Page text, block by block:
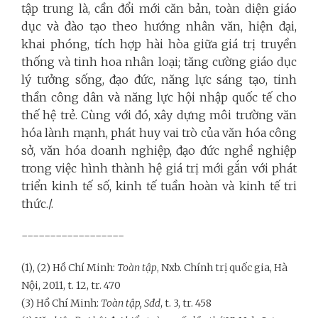
tập trung là, cần đổi mới căn bản, toàn diện giáo
dục và đào tạo theo hướng nhân văn, hiện đại,
khai phóng, tích hợp hài hòa giữa giá trị truyền
thống và tinh hoa nhân loại; tăng cường giáo dục
lý tưởng sống, đạo đức, năng lực sáng tạo, tinh
thần công dân và năng lực hội nhập quốc tế cho
thế hệ trẻ. Cùng với đó, xây dựng môi trường văn
hóa lành mạnh, phát huy vai trò của văn hóa công
sở, văn hóa doanh nghiệp, đạo đức nghề nghiệp
trong việc hình thành hệ giá trị mới gắn với phát
triển kinh tế số, kinh tế tuần hoàn và kinh tế tri
thức./.
------------------
(1), (2) Hồ Chí Minh: Toàn tập, Nxb. Chính trị quốc gia, Hà
Nội, 2011, t. 12, tr. 470
(3) Hồ Chí Minh: Toàn tập, Sđd, t. 3, tr. 458